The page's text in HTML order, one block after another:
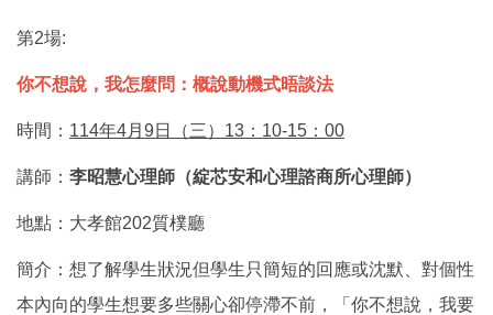
第2場:
你不想說，我怎麼問：概說動機式晤談法
時間： 114年4月9日（三）13：10-15：00
講師： 李昭慧心理師（綻芯安和心理諮商所心理師）
地點： 大孝館202質樸廳
簡介： 想了解學生狀況但學生只簡短的回應或沈默、對個性
本內向的學生想要多些關心卻停滯不前，「你不想說，我要